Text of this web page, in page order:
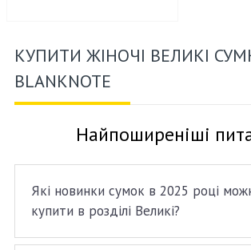
КУПИТИ ЖІНОЧІ ВЕЛИКІ
BLANKNOTE
Найпоширеніші
Які новинки сумок в 2025 році
купити в розділі Великі?